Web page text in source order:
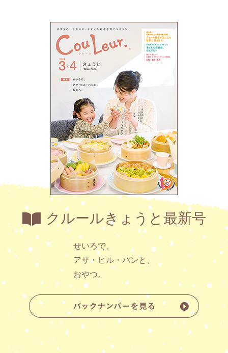
クルールきょうと最新号
せいろで、
アサ・ヒル・バンと、
おやつ。